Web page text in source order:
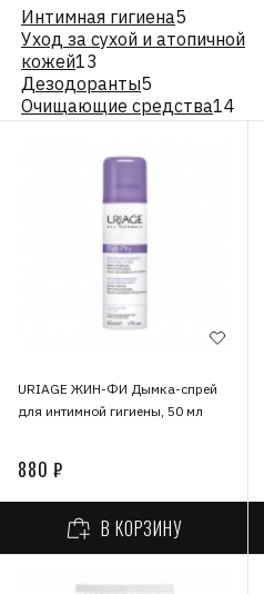
Интимная гигиена5
Уход за сухой и атопичной
кожей13
Дезодоранты5
Очищающие средства14
URIAGE ЖИН-ФИ Дымка-спрей
для интимной гигиены, 50 мл
880 ₽
В КОРЗИНУ